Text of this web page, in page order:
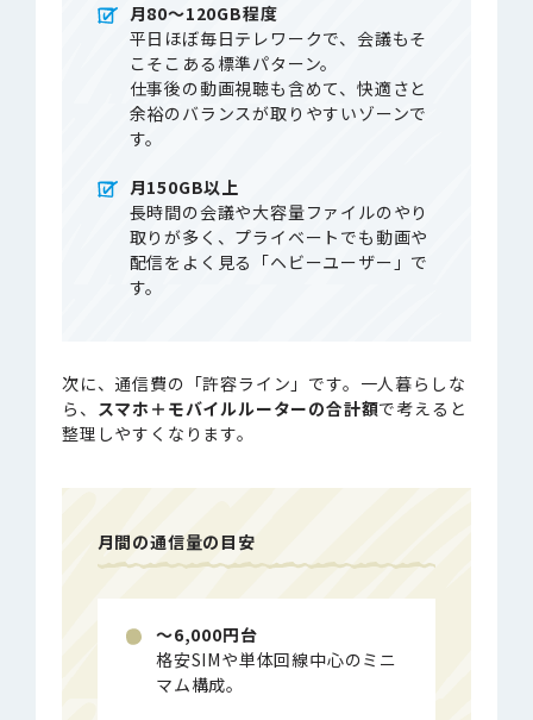
月80〜120GB程度
平日ほぼ毎日テレワークで、会議もそ
こそこある標準パターン。
仕事後の動画視聴も含めて、快適さと
余裕のバランスが取りやすいゾーンで
す。
月150GB以上
長時間の会議や大容量ファイルのやり
取りが多く、プライベートでも動画や
配信をよく見る「ヘビーユーザー」で
す。
次に、通信費の「許容ライン」です。一人暮らしな
ら、 スマホ＋モバイルルーターの合計額で考えると
整理しやすくなります。
月間の通信量の目安
〜6,000円台
格安SIMや単体回線中心のミニ
マム構成。